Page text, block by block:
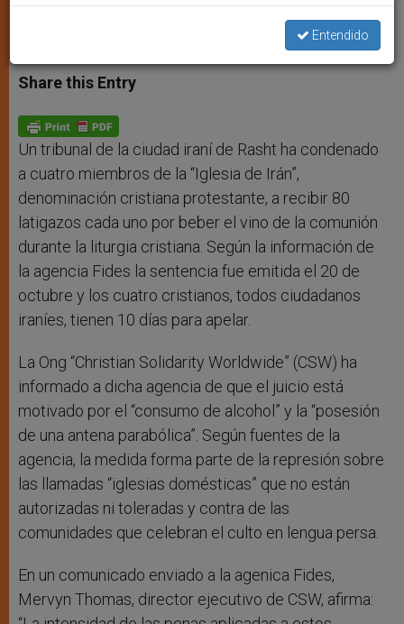
JUSTICIA Y PAZ
a
t
s
p
p
s
s
e
g
e
r
c
e
b
o
k
i a
Share this Entry
Un tribunal de la ciudad iraní de Rasht ha condenado
a cuatro miembros de la “Iglesia de Irán”,
denominación cristiana protestante, a recibir 80
latigazos cada uno por beber el vino de la comunión
durante la liturgia cristiana. Según la información de
la agencia Fides la sentencia fue emitida el 20 de
octubre y los cuatro cristianos, todos ciudadanos
iraníes, tienen 10 días para apelar.
La Ong “Christian Solidarity Worldwide” (CSW) ha
informado a dicha agencia de que el juicio está
motivado por el “consumo de alcohol” y la “posesión
de una antena parabólica”. Según fuentes de la
agencia, la medida forma parte de la represión sobre
las llamadas “iglesias domésticas” que no están
autorizadas ni toleradas y contra de las
comunidades que celebran el culto en lengua persa.
En un comunicado enviado a la agenica Fides,
Mervyn Thomas, director ejecutivo de CSW, afirma:
Entendido